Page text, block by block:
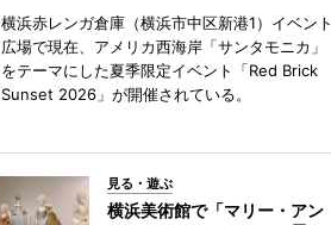
横浜赤レンガ倉庫（横浜市中区新港1）イベント
広場で現在、アメリカ西海岸「サンタモニカ」
をテーマにした夏季限定イベント「Red Brick
Sunset 2026」が開催されている。
見る・遊ぶ
横浜美術館で「マリー・アン